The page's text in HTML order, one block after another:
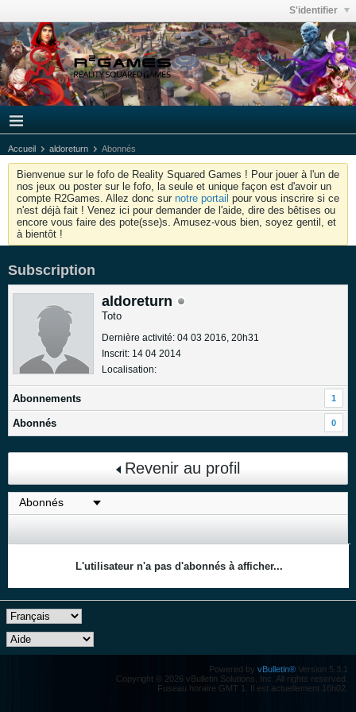
S'identifier
Accueil aldoreturn Abonnés
Bienvenue sur le fofo de Reality Squared Games ! Pour jouer à l'un de
nos jeux ou poster sur le fofo, la seule et unique façon est d'avoir un
compte R2Games. Allez donc sur notre portail pour vous inscrire si ce
n'est déjà fait ! Venez ici pour demander de l'aide, dire des bêtises ou
encore vous faire des pote(sse)s. Amusez-vous bien, soyez gentil, et
à bientôt !
Subscription
aldoreturn
Toto
Dernière activité: 04 03 2016, 20h31
Inscrit: 14 04 2014
Localisation:
Abonnements 1
Abonnés 0
Revenir au profil
L'utilisateur n'a pas d'abonnés à afficher...
Powered by vBulletin® Version 5.3.1
Copyright © 2026 vBulletin Solutions, Inc. All rights reserved.
Fuseau horaire GMT 1. Il est actuellement 16h02.